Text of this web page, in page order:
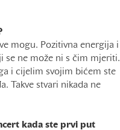
mogu. Pozitivna energija i
se ne može ni s čim mjeriti.
i cijelim svojim bićem ste
Takve stvari nikada ne
kada ste prvi put